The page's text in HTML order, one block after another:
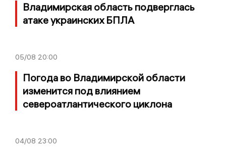
Владимирская область подверглась
атаке украинских БПЛА
05/08 20:00
Погода во Владимирской области
изменится под влиянием
североатлантического циклона
04/08 23:00